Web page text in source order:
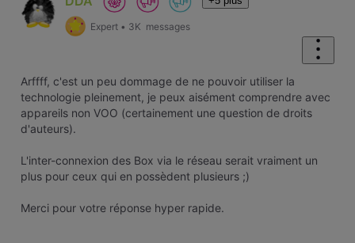
Expert • 3K messages
Arffff, c'est un peu dommage de ne pouvoir utiliser la
technologie pleinement, je peux aisément comprendre avec
appareils non VOO (certainement une question de droits
d'auteurs).
L'inter-connexion des Box via le réseau serait vraiment un
plus pour ceux qui en possèdent plusieurs ;)
Merci pour votre réponse hyper rapide.